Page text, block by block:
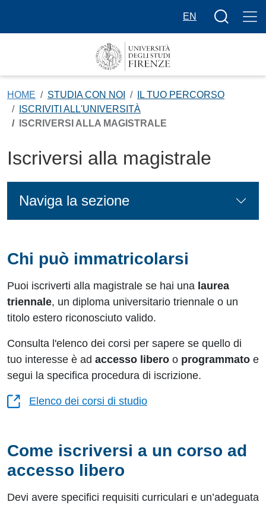
EN
Bottone
HOME STUDIA CON NOI
IL TUO PERCORSO
ISCRIVITI ALL'UNIVERSITÀ
ISCRIVERSI ALLA MAGISTRALE
Iscriversi alla magistrale
Chi può immatricolarsi
Puoi iscriverti alla magistrale se hai una laurea
triennale, un diploma universitario triennale o un
titolo estero riconosciuto valido.
Consulta l'elenco dei corsi per sapere se quello di
tuo interesse è ad accesso libero o programmato e
segui la specifica procedura di iscrizione.
Elenco dei corsi di studio
Come iscriversi a un corso ad
accesso libero
Devi avere specifici requisiti curriculari e un’adeguata
Naviga la sezione